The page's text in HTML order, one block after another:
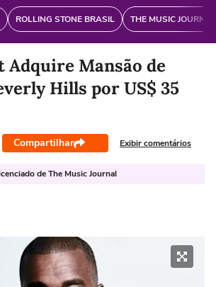
ROLLING STONE BRASIL THE MUSIC
Adquire Mansão de
Hills por US$ 35
Compartilhar Exibir comentários
de The Music Journal